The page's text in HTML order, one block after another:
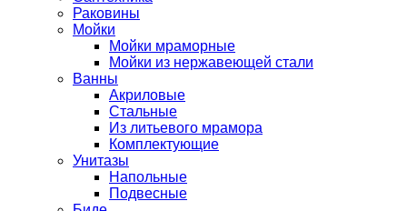
Раковины
Мойки
Мойки мраморные
Мойки из нержавеющей стали
Ванны
Акриловые
Стальные
Из литьевого мрамора
Комплектующие
Унитазы
Напольные
Подвесные